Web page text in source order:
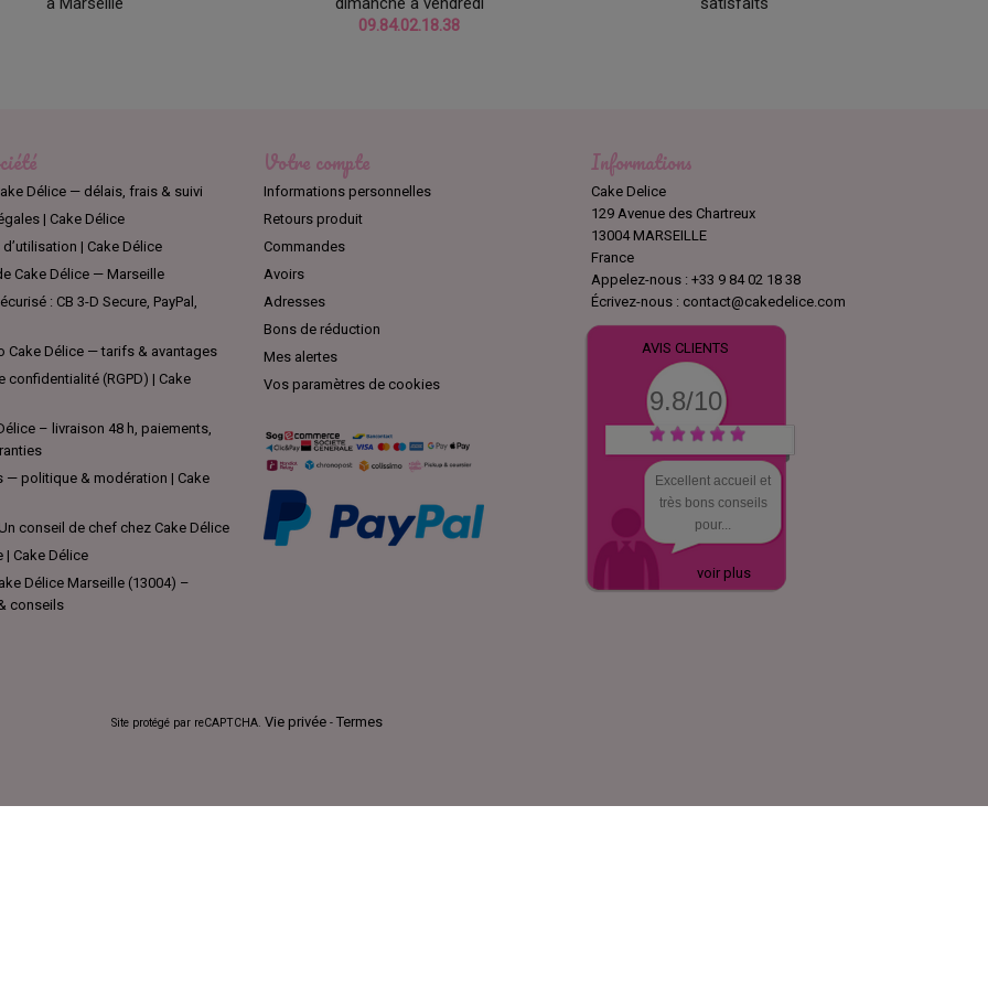
09.84.02.18.38
Délice — délais, frais & suivi
| Cake Délice
| Cake Délice
Cake Délice — Marseille
: CB 3-D Secure, PayPal,
Cake Délice — tarifs & avantages
confidentialité (RGPD) | Cake
– livraison 48 h, paiements,
— politique & modération | Cake
conseil de chef chez Cake Délice
| Cake Délice
Délice Marseille (13004) –
conseils
Votre compte
Informations personnelles
Retours produit
Commandes
Avoirs
Adresses
Bons de réduction
Mes alertes
Vos paramètres de cookies
Informations
Cake Delice
129 Avenue des Chartreux
13004 MARSEILLE
France
Appelez-nous :+33 9 84 02 18 38
Écrivez-nous : contact@cakedelice.com
AVIS CLIENTS
9.8/10
Excellent accueil et
très bons conseils
pour...
voir plus
Site protégé par reCAPTCHA. Vie privée - Termes